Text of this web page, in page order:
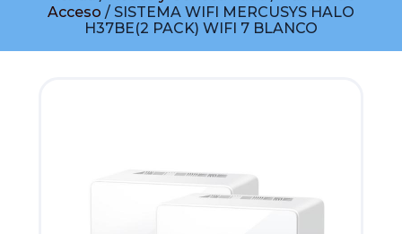
Acceso / SISTEMA WIFI MERCUSYS HALO
H37BE(2 PACK) WIFI 7 BLANCO